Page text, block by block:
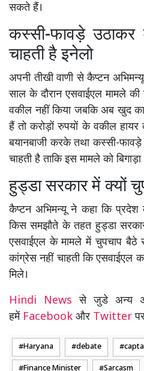
सकते हैं।
कस्सी-फावड़े उठाकर
चाहती है इनेलो
अपनी तीखी वाणी से कैप्टन
साल के दौरान एसवाईएल मामले
वकील नहीं किया जबकि अब खुद
हैं तो करोड़ों रुपयों के वकील हायर
बयानबाजी करके तथा कस्सी-फावड़े
चाहती है ताकि इस मामले को
हुड्डा सरकार में क्यों
कैप्टन अभिमन्यू ने कहा कि प्रदेश
किस समझौते के तहत हुड्डा
एसवाईएल के मामले में चुपचाप बैठे
कांग्रेस नहीं चाहती कि एसवाईएल
मिले।
Hindi Newsसे जुडे अन्य
हमें Facebook और Twitter
Haryana debate
Finance Minister Sarcasm